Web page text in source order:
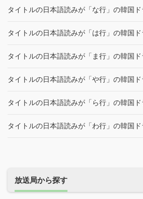
タイトルの日本語読みが「な行」の韓国
タイトルの日本語読みが「は行」の韓国
タイトルの日本語読みが「ま行」の韓国
タイトルの日本語読みが「や行」の韓国
タイトルの日本語読みが「ら行」の韓国
タイトルの日本語読みが「わ行」の韓国
放送局から探す